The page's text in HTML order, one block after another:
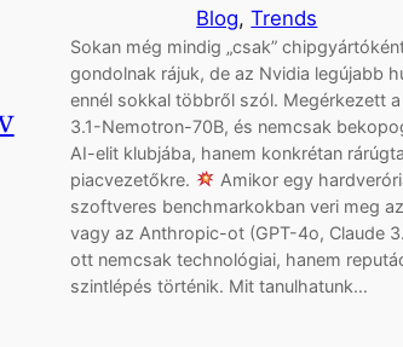
Blog, Trends
Sokan még mindig „csak”
gondolnak rájuk, de az Nvidia legújabb
ennél sokkal többről szól. Megérkezett
3.1-Nemotron-70B, és nemcsak
AI-elit klubjába, hanem konkrétan
piacvezetőkre.
Amikor egy
szoftveres benchmarkokban veri meg
vagy az Anthropic-ot (GPT-4o, Claude
ott nemcsak technológiai, hanem
szintlépés történik. Mit tanulhatunk…